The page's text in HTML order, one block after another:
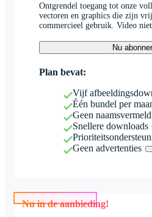
Ontgrendel toegang tot onze
vectoren en graphics die zijn
commercieel gebruik. Video niet
Nu
Plan bevat:
Vijf
Één bundel per
Geen
Snellere downloads
Geen advertenties
Nu in de aanbieding!